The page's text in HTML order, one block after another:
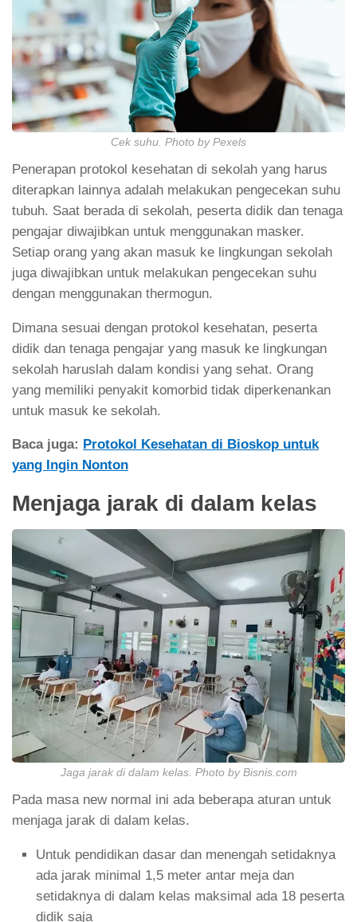
Cek suhu. Photo by Pexels
Penerapan protokol kesehatan di sekolah yang harus
diterapkan lainnya adalah melakukan pengecekan suhu
tubuh. Saat berada di sekolah, peserta didik dan tenaga
pengajar diwajibkan untuk menggunakan masker.
Setiap orang yang akan masuk ke lingkungan sekolah
juga diwajibkan untuk melakukan pengecekan suhu
dengan menggunakan thermogun.
Dimana sesuai dengan protokol kesehatan, peserta
didik dan tenaga pengajar yang masuk ke lingkungan
sekolah haruslah dalam kondisi yang sehat. Orang
yang memiliki penyakit komorbid tidak diperkenankan
untuk masuk ke sekolah.
Baca juga: Protokol Kesehatan di Bioskop untuk
yang Ingin Nonton
Menjaga jarak di dalam kelas
Jaga jarak di dalam kelas. Photo by Bisnis.com
Pada masa new normal ini ada beberapa aturan untuk
menjaga jarak di dalam kelas.
Untuk pendidikan dasar dan menengah setidaknya
ada jarak minimal 1,5 meter antar meja dan
setidaknya di dalam kelas maksimal ada 18 peserta
didik saja